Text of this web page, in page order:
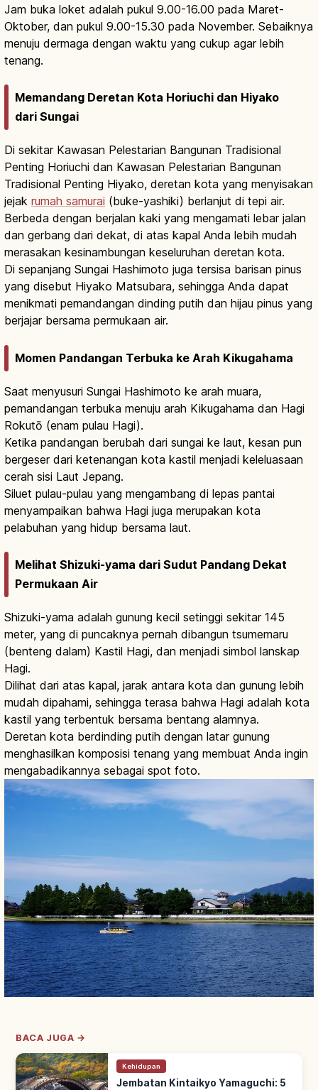
Jam buka loket adalah pukul 9.00-16.00 pada Maret-
Oktober, dan pukul 9.00-15.30 pada November. Sebaiknya
menuju dermaga dengan waktu yang cukup agar lebih
tenang.
Memandang Deretan Kota Horiuchi dan Hiyako
dari Sungai
Di sekitar Kawasan Pelestarian Bangunan Tradisional
Penting Horiuchi dan Kawasan Pelestarian Bangunan
Tradisional Penting Hiyako, deretan kota yang menyisakan
jejak rumah samurai (buke-yashiki) berlanjut di tepi air.
Berbeda dengan berjalan kaki yang mengamati lebar jalan
dan gerbang dari dekat, di atas kapal Anda lebih mudah
merasakan kesinambungan keseluruhan deretan kota.
Di sepanjang Sungai Hashimoto juga tersisa barisan pinus
yang disebut Hiyako Matsubara, sehingga Anda dapat
menikmati pemandangan dinding putih dan hijau pinus yang
berjajar bersama permukaan air.
Momen Pandangan Terbuka ke Arah Kikugahama
Saat menyusuri Sungai Hashimoto ke arah muara,
pemandangan terbuka menuju arah Kikugahama dan Hagi
Rokutō (enam pulau Hagi).
Ketika pandangan berubah dari sungai ke laut, kesan pun
bergeser dari ketenangan kota kastil menjadi keleluasaan
cerah sisi Laut Jepang.
Siluet pulau-pulau yang mengambang di lepas pantai
menyampaikan bahwa Hagi juga merupakan kota
pelabuhan yang hidup bersama laut.
Melihat Shizuki-yama dari Sudut Pandang Dekat
Permukaan Air
Shizuki-yama adalah gunung kecil setinggi sekitar 145
meter, yang di puncaknya pernah dibangun tsumemaru
(benteng dalam) Kastil Hagi, dan menjadi simbol lanskap
Hagi.
Dilihat dari atas kapal, jarak antara kota dan gunung lebih
mudah dipahami, sehingga terasa bahwa Hagi adalah kota
kastil yang terbentuk bersama bentang alamnya.
Deretan kota berdinding putih dengan latar gunung
menghasilkan komposisi tenang yang membuat Anda ingin
mengabadikannya sebagai spot foto.
BACA JUGA →
Kehidupan
Jembatan Kintaikyo Yamaguchi: 5